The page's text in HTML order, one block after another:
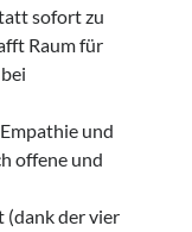
sofort zu
Raum für
und
offene und
(dank der vier